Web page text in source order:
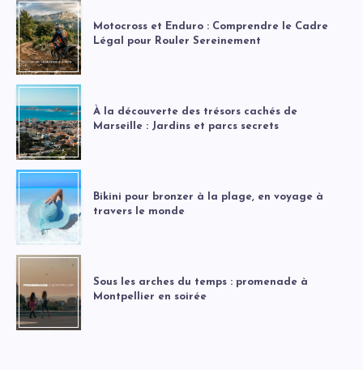
Motocross et Enduro : Comprendre le Cadre
Légal pour Rouler Sereinement
À la découverte des trésors cachés de
Marseille : Jardins et parcs secrets
Bikini pour bronzer à la plage, en voyage à
travers le monde
Sous les arches du temps : promenade à
Montpellier en soirée